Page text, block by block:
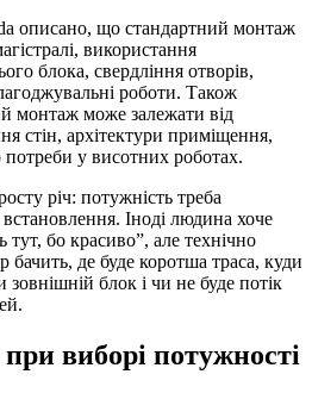
описано, що стандартний монтаж
використання
блока, свердління отворів,
роботи. Також
монтаж може залежати від
стін, архітектури приміщення,
потреби у висотних роботах.
річ: потужність треба
Іноді людина хоче
тут, бо красиво”, але технічно
де буде коротша траса, куди
зовнішній блок і чи не буде потік
виборі потужності